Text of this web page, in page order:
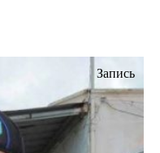
Запись